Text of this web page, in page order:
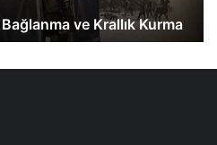
ve Krallık Kurma